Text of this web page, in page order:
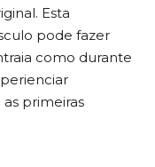
Esta
pode fazer
como durante
primeiras